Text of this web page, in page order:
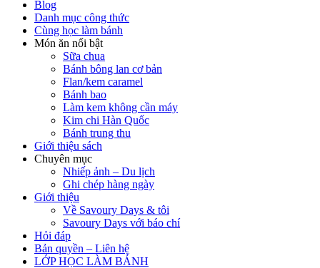
Blog
Danh mục công thức
Cùng học làm bánh
Món ăn nổi bật
Sữa chua
Bánh bông lan cơ bản
Flan/kem caramel
Bánh bao
Làm kem không cần máy
Kim chi Hàn Quốc
Bánh trung thu
Giới thiệu sách
Chuyên mục
Nhiếp ảnh – Du lịch
Ghi chép hàng ngày
Giới thiệu
Về Savoury Days & tôi
Savoury Days với báo chí
Hỏi đáp
Bản quyền – Liên hệ
LỚP HỌC LÀM BÁNH